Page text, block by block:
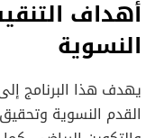
أهداف
النسوية
يهدف هذا البرنامج
القدم النسوية